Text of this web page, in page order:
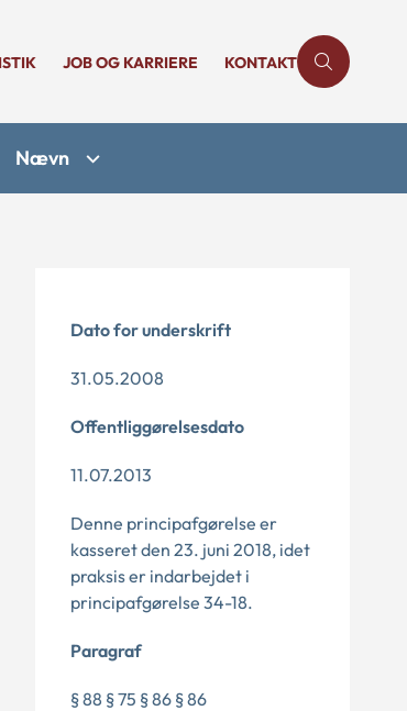
JOB OG KARRIERE KONTAKT
Nævn
Dato for underskrift
31.05.2008
Offentliggørelsesdato
11.07.2013
Denne principafgørelse er
kasseret den 23. juni 2018, idet
praksis er indarbejdet i
principafgørelse 34-18.
Paragraf
§ 88 § 75 § 86 § 86